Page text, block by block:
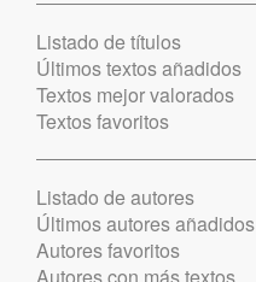
Listado de títulos
Últimos textos añadidos
Textos mejor valorados
Textos favoritos
Listado de autores
Últimos autores añadidos
Autores favoritos